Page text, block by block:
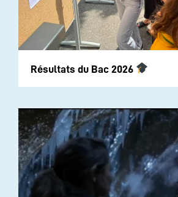
Résultats du Bac 2026